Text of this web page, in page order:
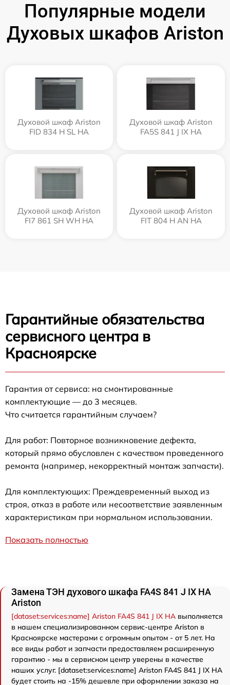
Популярные модели
Духовых шкафов Ariston
Духовой шкаф Ariston
FID 834 H SL HA
Духовой шкаф Ariston
FA5S 841 J IX HA
Духовой шкаф Ariston
FI7 861 SH WH HA
Духовой шкаф Ariston
FIT 804 H AN HA
Гарантийные обязательства
сервисного центра в
Красноярске
Гарантия от сервиса: на смонтированные
комплектующие — до 3 месяцев.
Что считается гарантийным случаем?
Для работ: Повторное возникновение дефекта,
который прямо обусловлен с качеством проведенного
ремонта (например, некорректный монтаж запчасти).
Для комплектующих: Преждевременный выход из
строя, отказ в работе или несоответствие заявленным
характеристикам при нормальном использовании.
Показать полностью
Замена ТЭН духового шкафа FA4S 841 J IX HA
Ariston
[dataset:services:name] Ariston FA4S 841 J IX HA выполняется
в нашем специализированном сервис-центре Ariston в
Красноярске мастерами с огромным опытом - от 5 лет. На
все виды работ и запчасти предоставляем расширенную
гарантию - мы в сервисном центр уверены в качестве
наших услуг. [dataset:services:name] Ariston FA4S 841 J IX HA
будет стоить на -15% дешевле при оформлении заказа на